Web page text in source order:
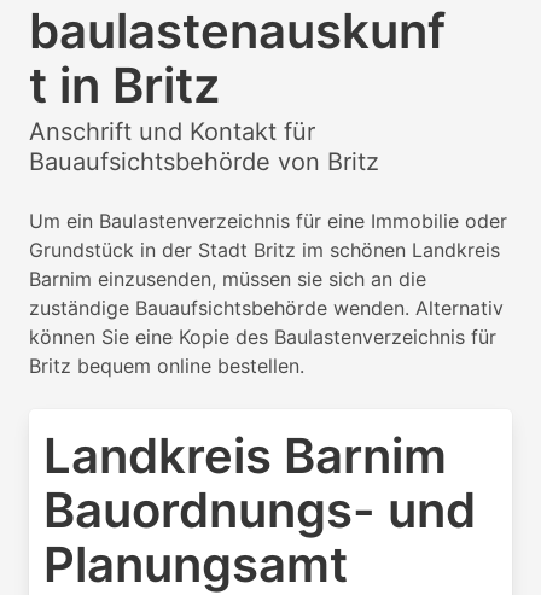
baulastenauskunf
t in Britz
Anschrift und Kontakt für
Bauaufsichtsbehörde von Britz
Um ein Baulastenverzeichnis für eine Immobilie oder
Grundstück in der Stadt Britz im schönen Landkreis
Barnim einzusenden, müssen sie sich an die
zuständige Bauaufsichtsbehörde wenden. Alternativ
können Sie eine Kopie des Baulastenverzeichnis für
Britz bequem online bestellen.
Landkreis Barnim
Bauordnungs- und
Planungsamt